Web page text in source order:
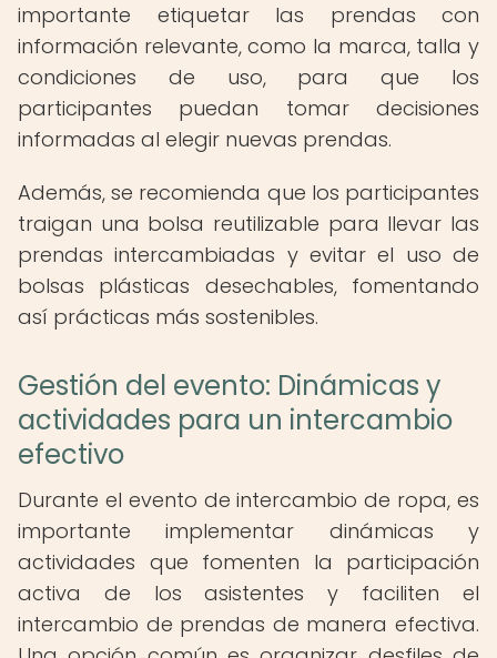
importante etiquetar las prendas con
información relevante, como la marca, talla y
condiciones de uso, para que los
participantes puedan tomar decisiones
informadas al elegir nuevas prendas.
Además, se recomienda que los participantes
traigan una bolsa reutilizable para llevar las
prendas intercambiadas y evitar el uso de
bolsas plásticas desechables, fomentando
así prácticas más sostenibles.
Gestión del evento: Dinámicas y
actividades para un intercambio
efectivo
Durante el evento de intercambio de ropa, es
importante implementar dinámicas y
actividades que fomenten la participación
activa de los asistentes y faciliten el
intercambio de prendas de manera efectiva.